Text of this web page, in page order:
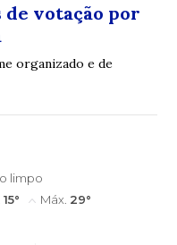
de votação por
organizado e de
limpo
15° Máx. 29°